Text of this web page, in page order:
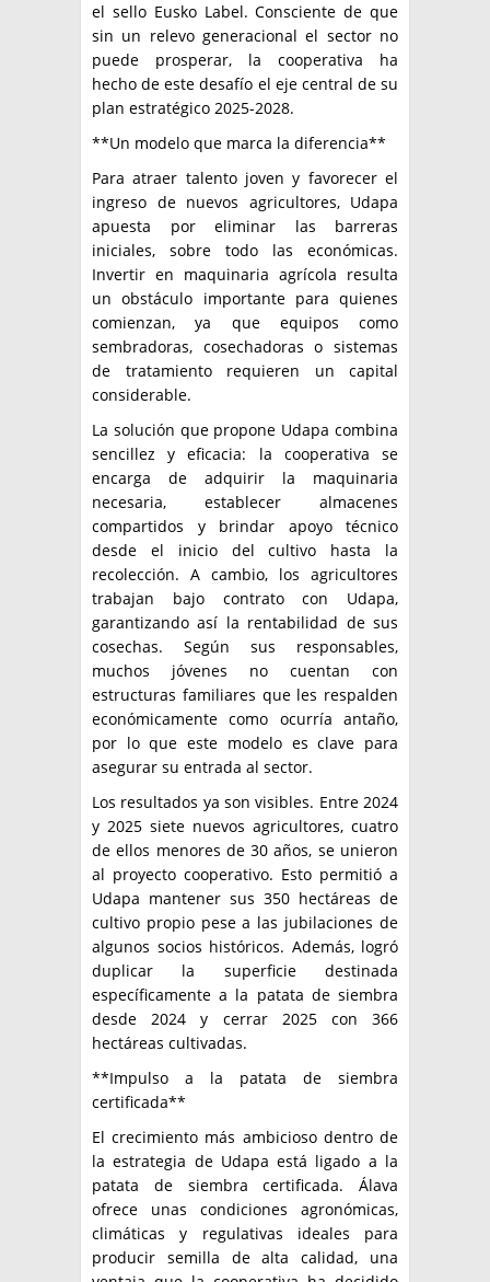
el sello Eusko Label. Consciente de que
sin un relevo generacional el sector no
puede prosperar, la cooperativa ha
hecho de este desafío el eje central de su
plan estratégico 2025-2028.
**Un modelo que marca la diferencia**
Para atraer talento joven y favorecer el
ingreso de nuevos agricultores, Udapa
apuesta por eliminar las barreras
iniciales, sobre todo las económicas.
Invertir en maquinaria agrícola resulta
un obstáculo importante para quienes
comienzan, ya que equipos como
sembradoras, cosechadoras o sistemas
de tratamiento requieren un capital
considerable.
La solución que propone Udapa combina
sencillez y eficacia: la cooperativa se
encarga de adquirir la maquinaria
necesaria, establecer almacenes
compartidos y brindar apoyo técnico
desde el inicio del cultivo hasta la
recolección. A cambio, los agricultores
trabajan bajo contrato con Udapa,
garantizando así la rentabilidad de sus
cosechas. Según sus responsables,
muchos jóvenes no cuentan con
estructuras familiares que les respalden
económicamente como ocurría antaño,
por lo que este modelo es clave para
asegurar su entrada al sector.
Los resultados ya son visibles. Entre 2024
y 2025 siete nuevos agricultores, cuatro
de ellos menores de 30 años, se unieron
al proyecto cooperativo. Esto permitió a
Udapa mantener sus 350 hectáreas de
cultivo propio pese a las jubilaciones de
algunos socios históricos. Además, logró
duplicar la superficie destinada
específicamente a la patata de siembra
desde 2024 y cerrar 2025 con 366
hectáreas cultivadas.
**Impulso a la patata de siembra
certificada**
El crecimiento más ambicioso dentro de
la estrategia de Udapa está ligado a la
patata de siembra certificada. Álava
ofrece unas condiciones agronómicas,
climáticas y regulativas ideales para
producir semilla de alta calidad, una